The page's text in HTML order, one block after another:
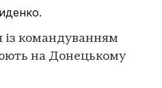
із командуванням
на Донецькому